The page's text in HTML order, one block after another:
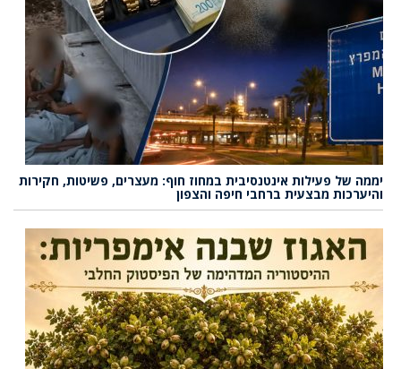
יממה של פעילות אינטנסיבית במחוז חוף: מעצרים, פשיטות, חקירות
והיערכות מבצעית ברחבי חיפה והצפון